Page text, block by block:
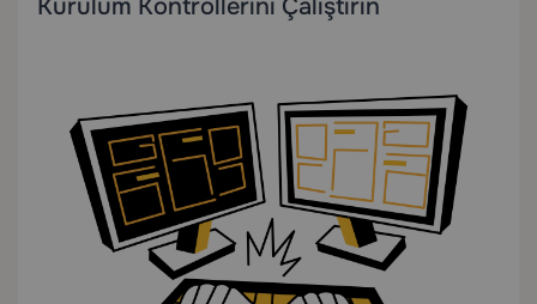
Kurulum Kontrollerini Çalıştırın